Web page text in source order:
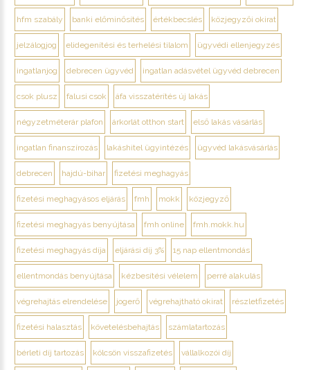
hfm szabály banki előminősítés értékbecslés közjegyzői okirat
jelzálogjog elidegenítési és terhelési tilalom ügyvédi ellenjegyzés
ingatlanjog debrecen ügyvéd ingatlan adásvétel ügyvéd debrecen
csok plusz falusi csok áfa visszatérítés új lakás
négyzetméterár plafon árkorlát otthon start első lakás vásárlás
ingatlan finanszírozás lakáshitel ügyintézés ügyvéd lakásvásárlás
debrecen hajdú-bihar fizetési meghagyás
fizetési meghagyásos eljárás fmh mokk közjegyző
fizetési meghagyás benyújtása fmh online fmh.mokk.hu
fizetési meghagyás díja eljárási díj 3% 15 nap ellentmondás
ellentmondás benyújtása kézbesítési vélelem perré alakulás
végrehajtás elrendelése jogerő végrehajtható okirat részletfizetés
fizetési halasztás követelésbehajtás számlatartozás
bérleti díj tartozás kölcsön visszafizetés vállalkozói díj